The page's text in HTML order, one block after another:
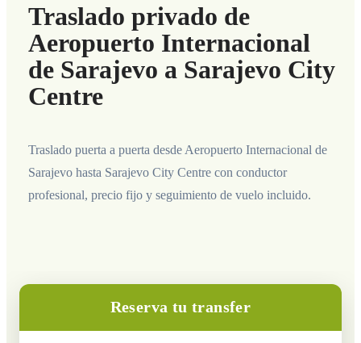
Traslado privado de
Aeropuerto Internacional
de Sarajevo a Sarajevo City
Centre
Traslado puerta a puerta desde Aeropuerto Internacional de
Sarajevo hasta Sarajevo City Centre con conductor
profesional, precio fijo y seguimiento de vuelo incluido.
Reserva tu transfer